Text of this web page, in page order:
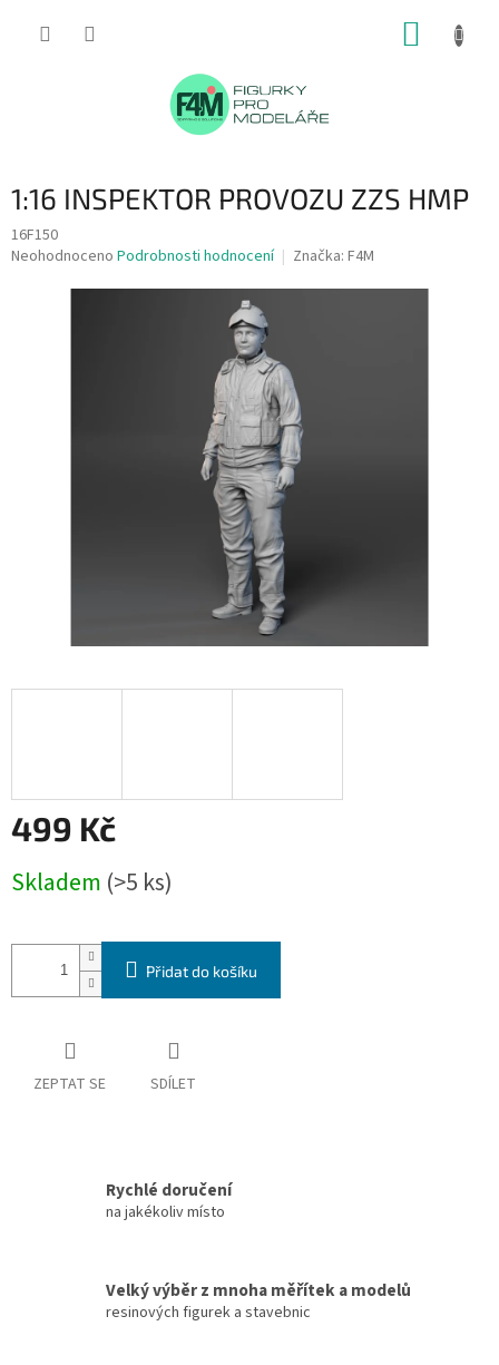
1:16 INSPEKTOR PROVOZU ZZS HMP
16F150
Průměrné
Neohodnoceno Podrobnosti hodnocení Značka: F4M
499 Kč
cena:
Skladem (>5 ks)
Přidat do košíku
ZEPTAT SE SDÍLET
Rychlé doručení
na jakékoliv místo
Velký výběr z mnoha měřítek a modelů
resinových figurek a stavebnic